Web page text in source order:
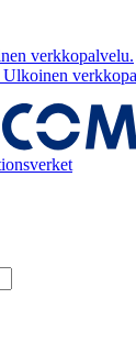
verkkopalvelu.
Ulkoinen